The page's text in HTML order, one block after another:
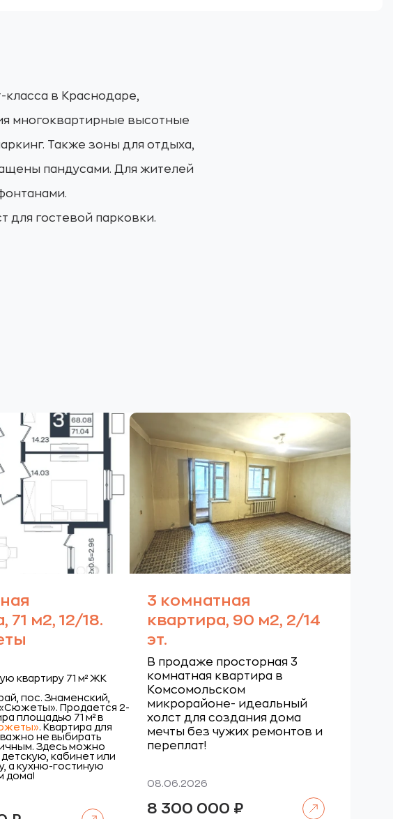
в Краснодаре,
многоквартирные высотные
Также зоны для отдыха,
пандусами. Для жителей
для гостевой парковки.
71 м2, 12/18.
квартиру 71 м² ЖК
пос. Знаменский,
Продается 2-
площадью 71 м² в
. Квартира для
не выбирать
Здесь можно
кабинет или
а кухню-гостиную
дома!
3 комнатная
квартира, 90 м2, 2/14
эт.
В продаже просторная 3
комнатная квартира в
Комсомольском
микрорайоне- идеальный
холст для создания дома
мечты без чужих ремонтов и
переплат!
08.06.2026
8 300 000 ₽